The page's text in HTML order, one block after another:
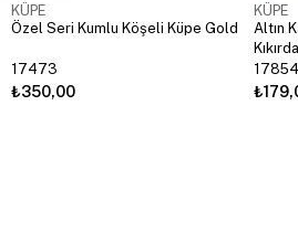
KÜPE
Özel Seri Kumlu Köşeli Küpe Gold
17473
₺350,00
KÜPE
Altın
17854